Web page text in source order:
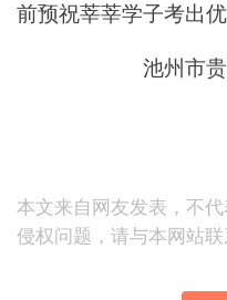
前预祝莘莘学子考出优
池州市
本文来自网友发表，不
侵权问题，请与本网站联